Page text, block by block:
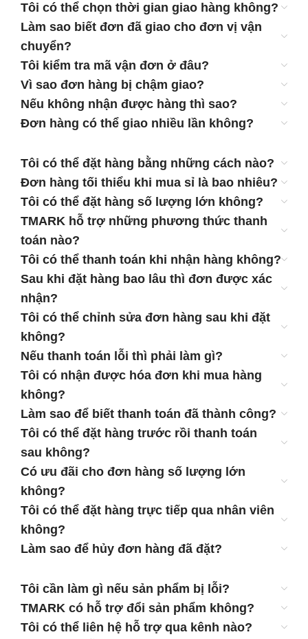
Tôi có thể chọn thời gian giao hàng không?
Làm sao biết đơn đã giao cho đơn vị vận
chuyển?
Tôi kiểm tra mã vận đơn ở đâu?
Vì sao đơn hàng bị chậm giao?
Nếu không nhận được hàng thì sao?
Đơn hàng có thể giao nhiều lần không?
Tôi có thể đặt hàng bằng những cách nào?
Đơn hàng tối thiểu khi mua sỉ là bao nhiêu?
Tôi có thể đặt hàng số lượng lớn không?
TMARK hỗ trợ những phương thức thanh
toán nào?
Tôi có thể thanh toán khi nhận hàng không?
Sau khi đặt hàng bao lâu thì đơn được xác
nhận?
Tôi có thể chỉnh sửa đơn hàng sau khi đặt
không?
Nếu thanh toán lỗi thì phải làm gì?
Tôi có nhận được hóa đơn khi mua hàng
không?
Làm sao để biết thanh toán đã thành công?
Tôi có thể đặt hàng trước rồi thanh toán
sau không?
Có ưu đãi cho đơn hàng số lượng lớn
không?
Tôi có thể đặt hàng trực tiếp qua nhân viên
không?
Làm sao để hủy đơn hàng đã đặt?
Tôi cần làm gì nếu sản phẩm bị lỗi?
TMARK có hỗ trợ đổi sản phẩm không?
Tôi có thể liên hệ hỗ trợ qua kênh nào?